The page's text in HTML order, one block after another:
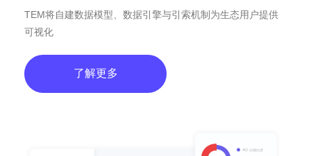
TEM将自建数据模型、数据引擎与引索机制为生态用户提供
可视化
了解更多